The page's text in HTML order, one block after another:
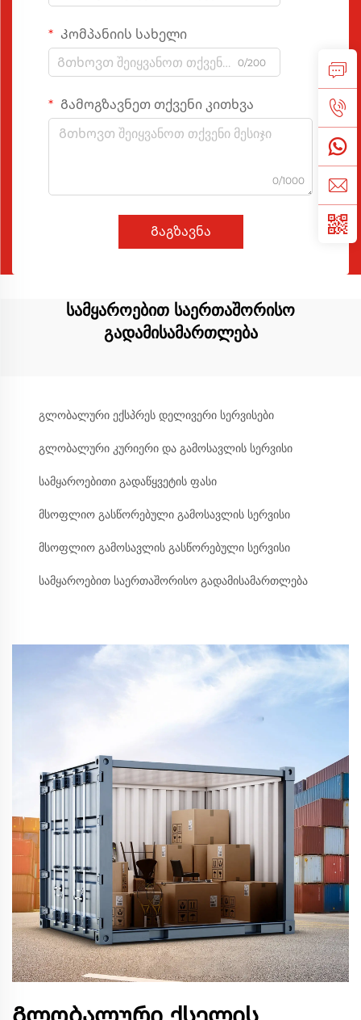
Კომპანიის სახელი
0/200
Გამოგზავნეთ თქვენი კითხვა
0/1000
Გაგზავნა
სამყაროებით საერთაშორისო
გადამისამართლება
გლობალური ექსპრეს დელივერი სერვისები
გლობალური კურიერი და გამოსავლის სერვისი
სამყაროებითი გადაწყვეტის ფასი
მსოფლიო გასწორებული გამოსავლის სერვისი
მსოფლიო გამოსავლის გასწორებული სერვისი
სამყაროებით საერთაშორისო გადამისამართლება